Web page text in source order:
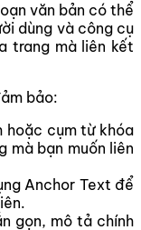
văn bản có thể
dùng và công cụ
trang mà liên kết
bảo:
hoặc cụm từ khóa
mà bạn muốn liên
Anchor Text để
gọn, mô tả chính